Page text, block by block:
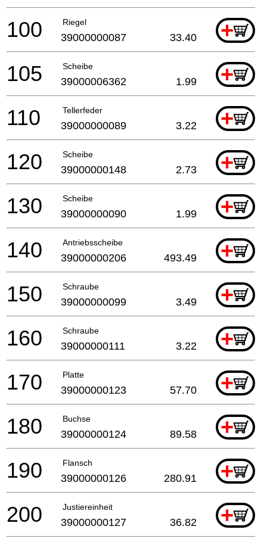
Riegel +
100 39000000087 33.40
Scheibe +
105 39000006362 1.99
Tellerfeder +
110 39000000089 3.22
Scheibe +
120 39000000148 2.73
Scheibe +
130 39000000090 1.99
Antriebsscheibe +
140 39000000206 493.49
Schraube +
150 39000000099 3.49
Schraube +
160 39000000111 3.22
Platte +
170 39000000123 57.70
Buchse +
180 39000000124 89.58
Flansch +
190 39000000126 280.91
Justiereinheit +
200 39000000127 36.82